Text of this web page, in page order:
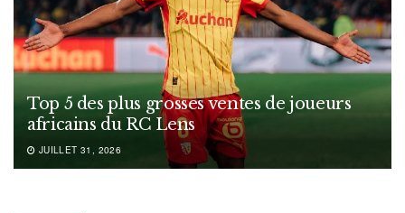
Top 5 des plus grosses ventes de joueurs
africains du RC Lens
JUILLET 31, 2026